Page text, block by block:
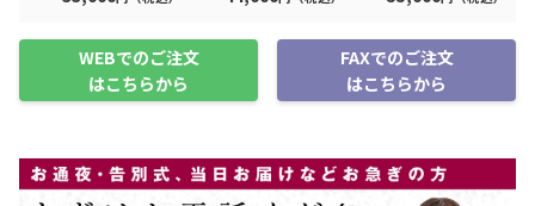
WEBでのご注文
はこちらから
FAXでのご注文
はこちらから